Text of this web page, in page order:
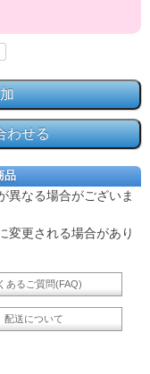
品
異なる場合がございま
変更される場合があり
あるご質問(FAQ)
配送について